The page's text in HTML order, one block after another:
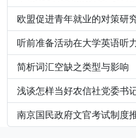
欧盟促进青年就业的对策研
听前准备活动在大学英语听
简析词汇空缺之类型与影响
浅谈怎样当好农信社党委书
南京国民政府文官考试制度